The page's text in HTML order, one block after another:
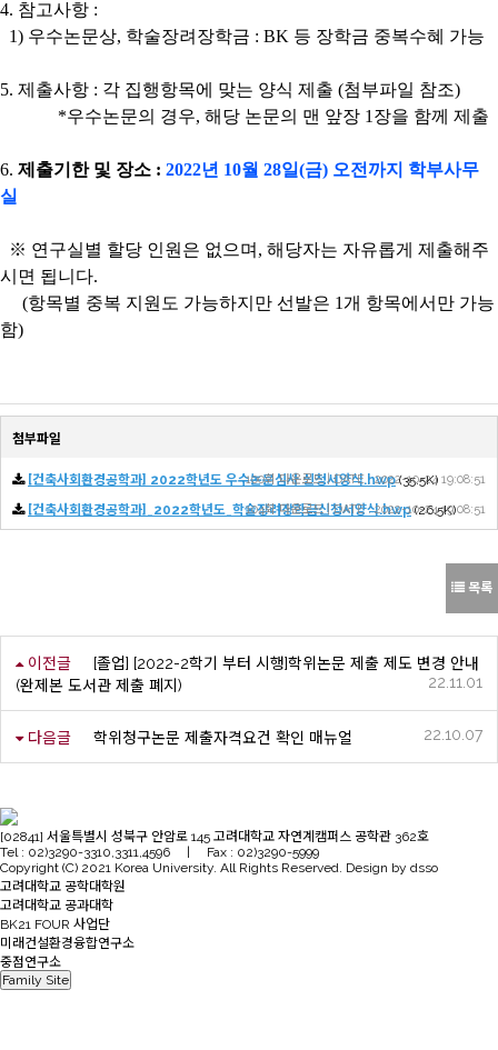
4. 참고사항 :
1) 우수논문상, 학술장려장학금 : BK 등 장학금 중복수혜 가능
5. 제출사항 : 각 집행항목에 맞는 양식 제출 (첨부파일 참조)
*우수논문의 경우, 해당 논문의 맨 앞장 1 장을 함께 제출
6. 제출기한 및 장소 : 2022년 10월 28일(금) 오전까지 학부사무
실
※ 연구실별 할당 인원은 없으며 , 해당자는 자유롭게 제출해주
시면 됩니다.
(항목별 중복 지원도 가능하지만 선발은 1개 항목에서만 가능
함)
첨부파일
[건축사회환경공학과] 2022학년도 우수논문심사 신청서양식.hwp(35.5K)
100회 다운로드 | DATE : 2022-10-24 19:08:51
[건축사회환경공학과]_2022학년도_학술장려장학금신청서양식.hwp(26.5K)
104회 다운로드 | DATE : 2022-10-24 19:08:51
목록
이전글
[졸업] [2022-2학기 부터 시행]학위논문 제출 제도 변경 안내
(완제본 도서관 제출 폐지)
22.11.01
다음글 학위청구논문 제출자격요건 확인 매뉴얼 22.10.07
[02841] 서울특별시 성북구 안암로 145 고려대학교 자연계캠퍼스 공학관 362호
Tel : 02)3290-3310,3311,4596 | Fax : 02)3290-5999
Copyright (C) 2021 Korea University. All Rights Reserved. Design by dsso
고려대학교 공학대학원
고려대학교 공과대학
BK21 FOUR 사업단
미래건설환경융합연구소
중점연구소
Family Site